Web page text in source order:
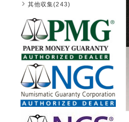
其他収集(243)